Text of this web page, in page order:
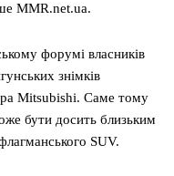
MMR.net.ua.
форумі власників
знімків
Mitsubishi. Саме тому
бути досить близьким
SUV.